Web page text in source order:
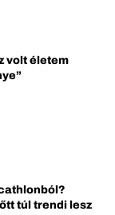
volt életem
túl trendi lesz